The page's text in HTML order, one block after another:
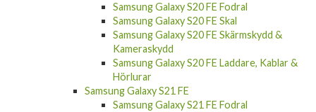
Samsung Galaxy S20 FE Fodral
Samsung Galaxy S20 FE Skal
Samsung Galaxy S20 FE Skärmskydd &
Kameraskydd
Samsung Galaxy S20 FE Laddare, Kablar &
Hörlurar
Samsung Galaxy S21 FE
Samsung Galaxy S21 FE Fodral